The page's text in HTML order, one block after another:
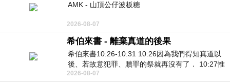
AMK - 山頂公仔波板糖
2026-08-07
希伯來書 - 離棄真道的後果
希伯來書10:26-10:31 10:26因為我們得知真道以
後、若故意犯罪、贖罪的祭就再沒有了． 10:27惟
有戰懼等候審判和那燒滅眾敵人的烈火
2026-08-07